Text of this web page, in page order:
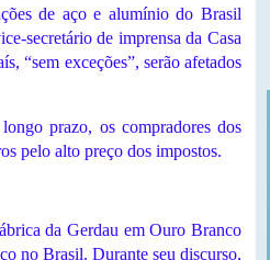
de aço e alumínio do Brasil
secretário de imprensa da Casa
“sem exceções”, serão afetados
prazo, os compradores dos
pelo alto preço dos impostos.
da Gerdau em Ouro Branco
no Brasil. Durante seu discurso,